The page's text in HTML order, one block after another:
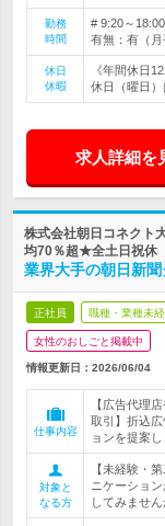
勤務
時間
# 9:20～
有無：有（
休日
休暇
《年間休日
休日（曜日
求人詳細を
株式会社朝日コネクト
均70％超★全土日祝休
業界大手の朝日新
正社員 職種・業種未
女性のおしごと掲載中
情報更新日：2026/06/04
仕事内容
【広告代理
取引】折込
ョンを提案し
対象と
なる方
【未経験・
ニケーショ
してみません